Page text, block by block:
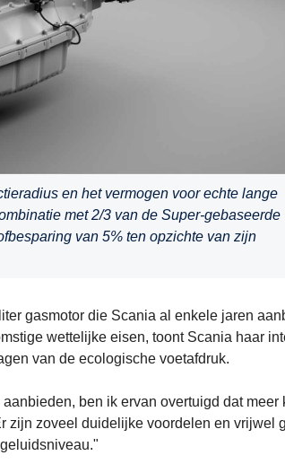
en het vermogen voor echte lange
met 2/3 van de Super-gebaseerde
van 5% ten opzichte van zijn
gasmotor die Scania al enkele jaren
wettelijke eisen, toont Scania haar
van de ecologische voetafdruk.
ben ik ervan overtuigd dat meer
zijn zoveel duidelijke voordelen en vrijwel